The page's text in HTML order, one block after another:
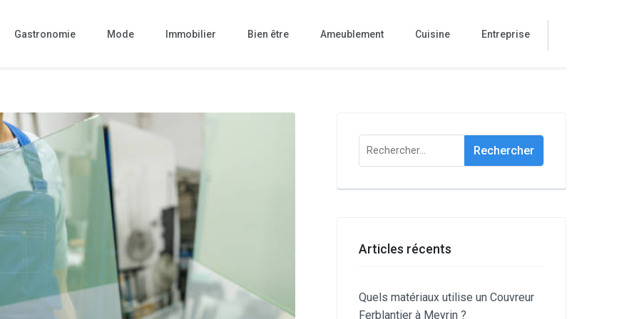
Gastronomie Mode Immobilier Bien être Ameublement Cuisine Entreprise
Rechercher :
Articles récents
Quels matériaux utilise un Couvreur
Ferblantier à Meyrin ?